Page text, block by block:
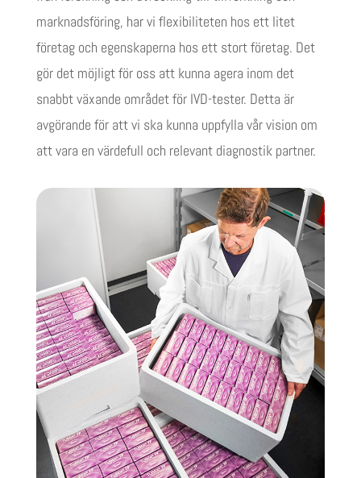
marknadsföring, har vi flexibiliteten hos ett litet
företag och egenskaperna hos ett stort företag. Det
gör det möjligt för oss att kunna agera inom det
snabbt växande området för IVD-tester. Detta är
avgörande för att vi ska kunna uppfylla vår vision om
att vara en värdefull och relevant diagnostik partner.